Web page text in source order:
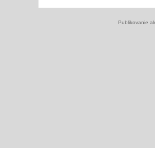
Publikovanie